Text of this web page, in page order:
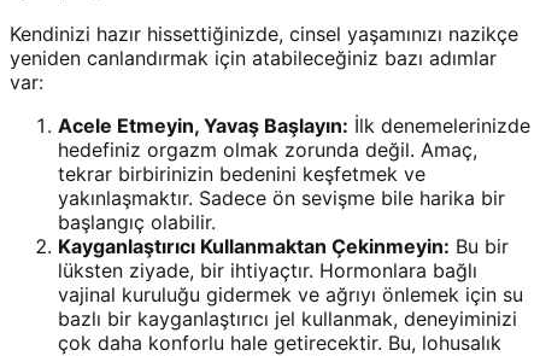
Kendinizi hazır hissettiğinizde, cinsel yaşamınızı nazikçe
yeniden canlandırmak için atabileceğiniz bazı adımlar
var:
Acele Etmeyin, Yavaş Başlayın: İlk denemelerinizde
hedefiniz orgazm olmak zorunda değil. Amaç,
tekrar birbirinizin bedenini keşfetmek ve
yakınlaşmaktır. Sadece ön sevişme bile harika bir
başlangıç olabilir.
Kayganlaştırıcı Kullanmaktan Çekinmeyin: Bu bir
lüksten ziyade, bir ihtiyaçtır. Hormonlara bağlı
vajinal kuruluğu gidermek ve ağrıyı önlemek için su
bazlı bir kayganlaştırıcı jel kullanmak, deneyiminizi
çok daha konforlu hale getirecektir. Bu, lohusalık